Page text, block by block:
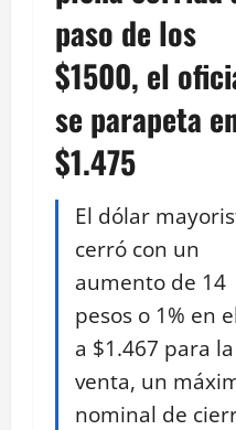
paso de los
$1500, el
se parapeta
$1.475
El dólar
cerró con un
aumento de 14
pesos o 1% en
a $1.467 para la
venta, un
nominal de